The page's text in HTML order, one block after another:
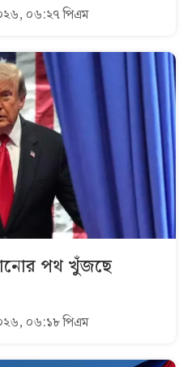
০৬:২৭ পিএম
পথ খুঁজছে
০৬:১৮ পিএম